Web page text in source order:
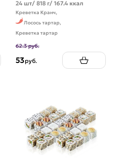
24 шт/ 818 г/ 167.4 ккал
Креветка Кранч,
Лосось тартар,
Креветка тартар
62.3 руб.
53руб.